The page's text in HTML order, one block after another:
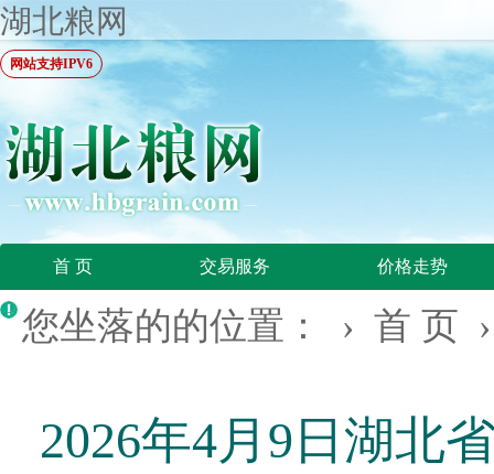
湖北粮网
网站支持IPV6
首 页 交易服务 价格走势
您坐落的的位置： › 首 页
2026年4月9日湖北